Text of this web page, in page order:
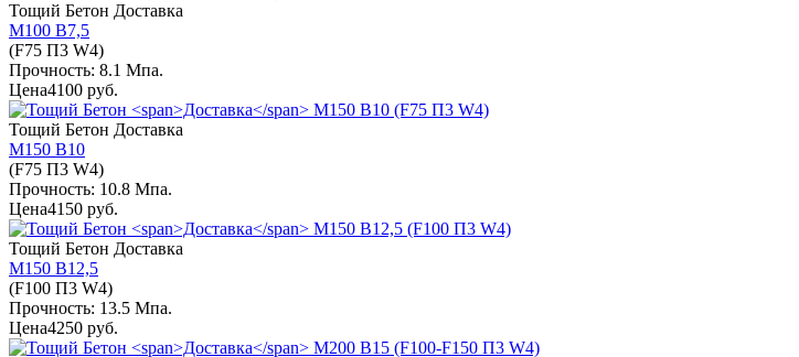
Тощий Бетон Доставка
М100 В7,5
(F75 П3 W4)
Прочность: 8.1 Мпа.
Цена4100 руб.
Тощий Бетон Доставка
М150 В10
(F75 П3 W4)
Прочность: 10.8 Мпа.
Цена4150 руб.
Тощий Бетон Доставка
М150 В12,5
(F100 П3 W4)
Прочность: 13.5 Мпа.
Цена4250 руб.